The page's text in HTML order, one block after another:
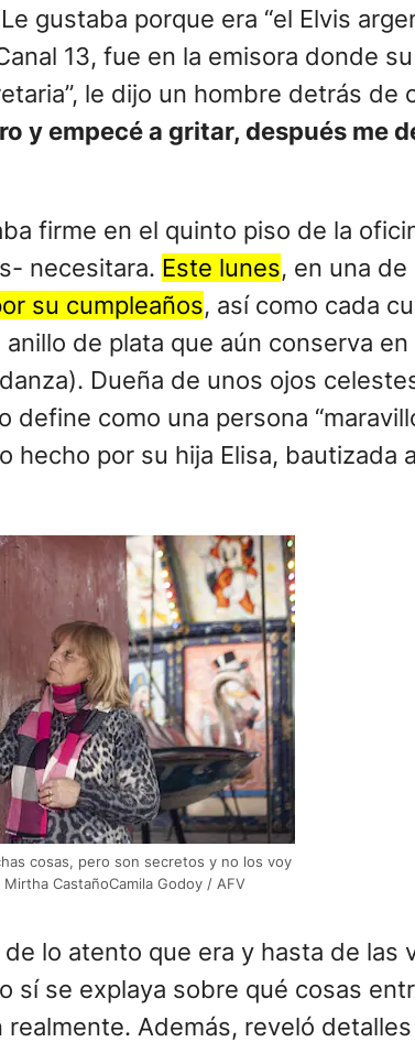
gustaba porque era “el Elvis
13, fue en la emisora donde
le dijo un hombre detrás de
y empecé a gritar, después me
firme en el quinto piso de la
necesitara. Este lunes, en una
su cumpleaños, así como cada
de plata que aún conserva
Dueña de unos ojos
como una persona
por su hija Elisa, bautizada
cosas, pero son secretos y no los voy
CastañoCamila Godoy / AFV
lo atento que era y hasta de las
sí se explaya sobre qué cosas
Además, reveló